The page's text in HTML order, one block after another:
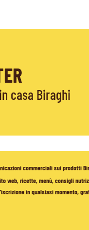
casa Biraghi
commerciali sui prodotti
web, ricette, menù, consigli
in qualsiasi momento,